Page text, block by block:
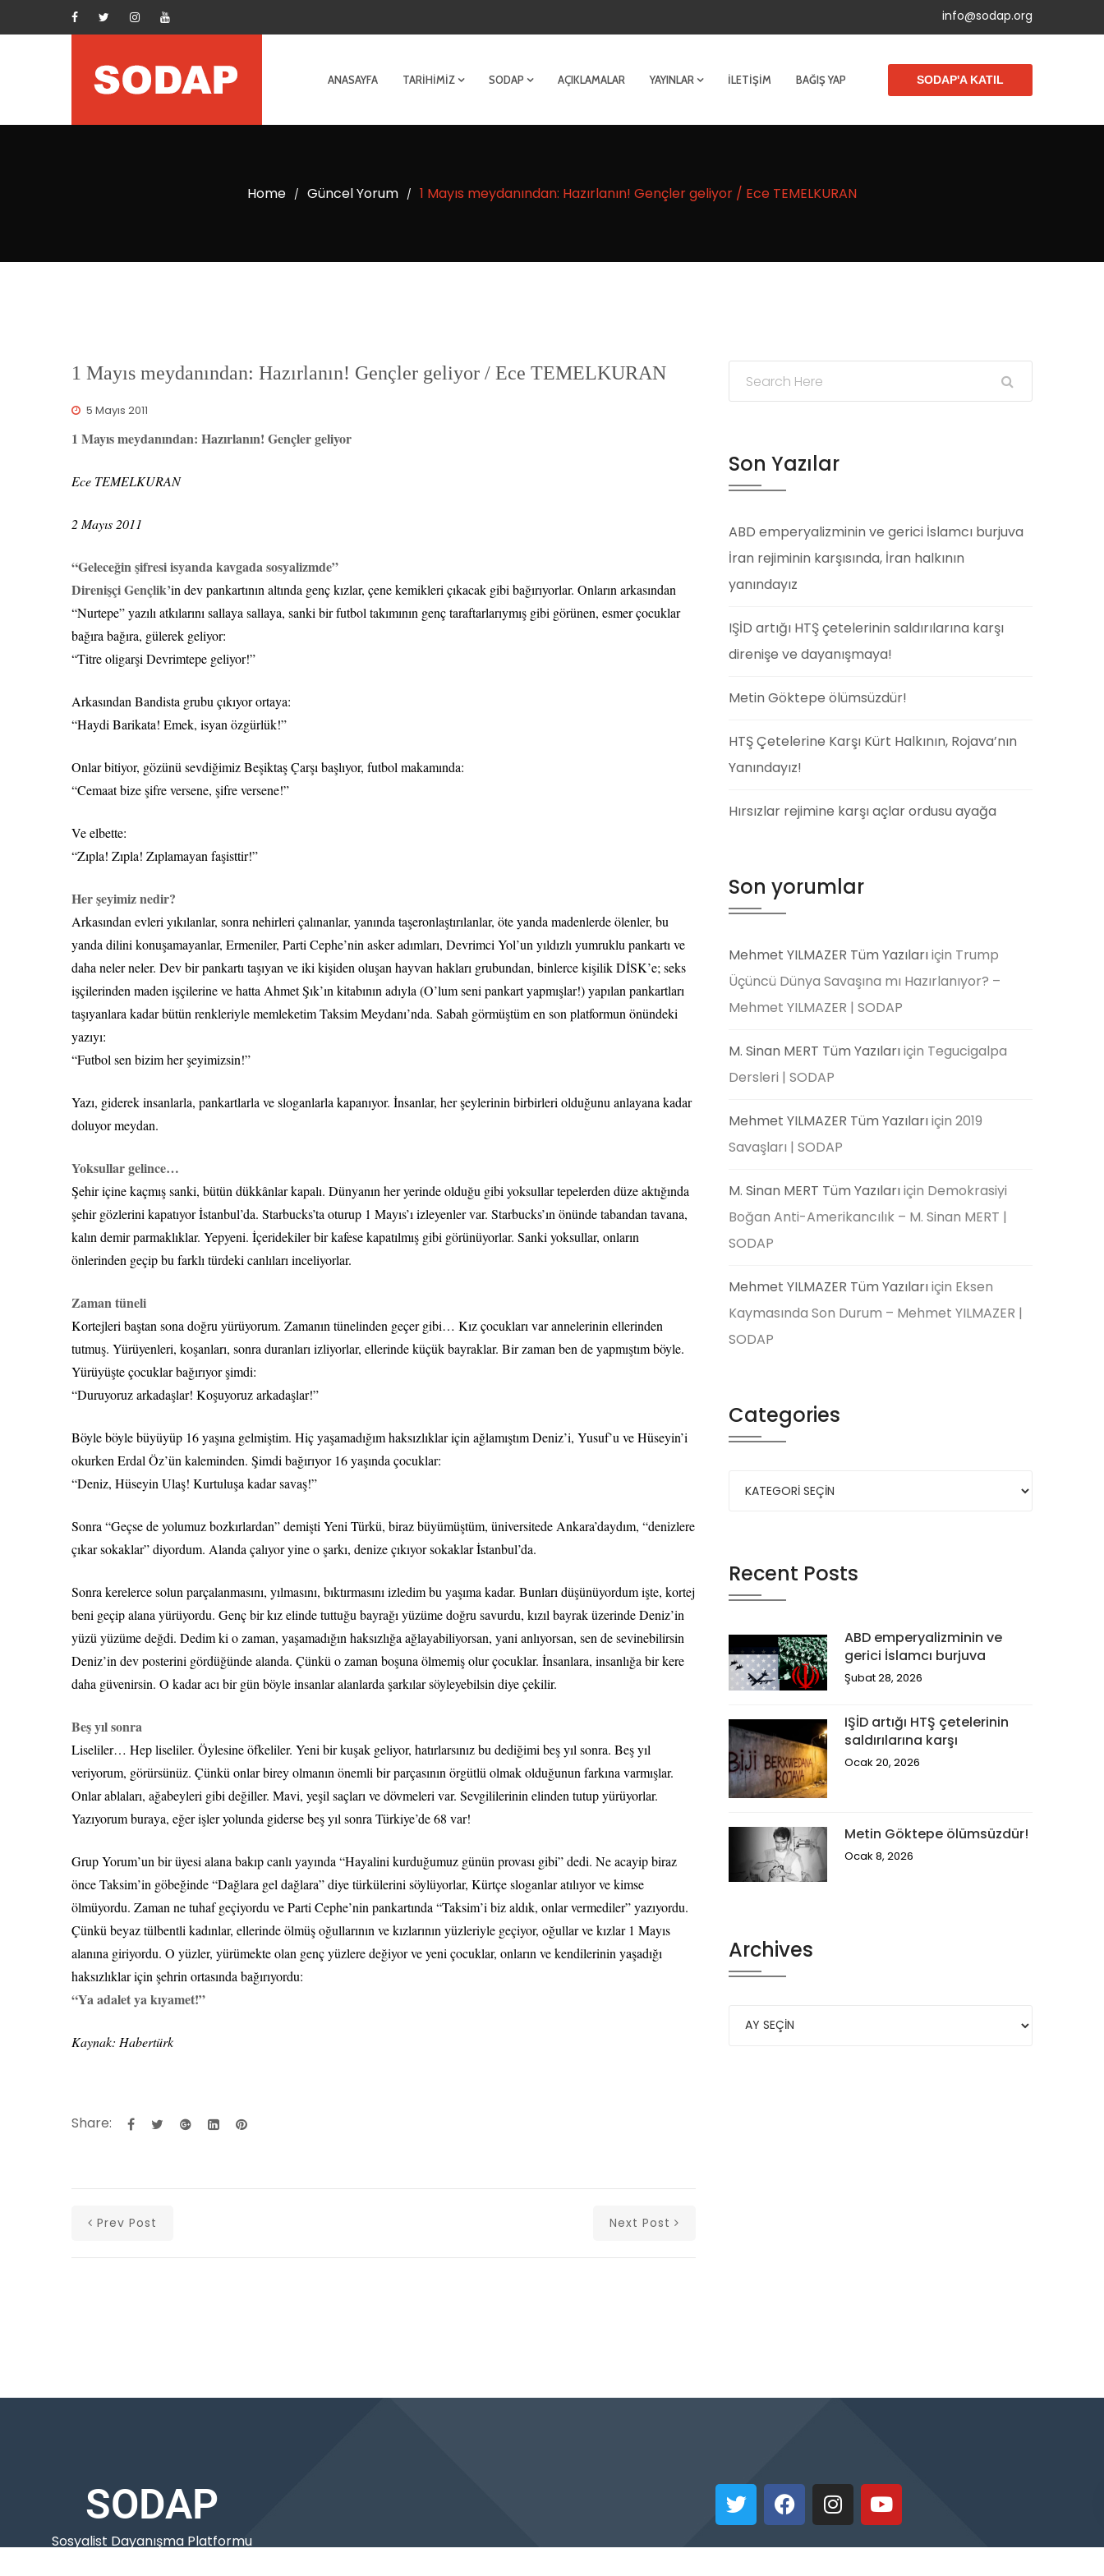
info@sodap.org
ANASAYFA TARIHIMIZ SODAP AÇIKLAMALAR YAYINLAR İLETIŞIM BAĞIŞ YAP SODAP'A KATIL
Home / Güncel Yorum / 1 Mayıs meydanından: Hazırlanın! Gençler geliyor / Ece TEMELKURAN
1 Mayıs meydanından: Hazırlanın! Gençler geliyor / Ece TEMELKURAN
5 Mayıs 2011
1 Mayıs meydanından: Hazırlanın! Gençler geliyor
Ece TEMELKURAN
2 Mayıs 2011
“Geleceğin şifresi isyanda kavgada sosyalizmde”
Direnişçi Gençlik’in dev pankartının altında genç kızlar, çene kemikleri çıkacak gibi bağırıyorlar. Onların arkasından
“Nurtepe” yazılı atkılarını sallaya sallaya, sanki bir futbol takımının genç taraftarlarıymış gibi görünen, esmer çocuklar
bağıra bağıra, gülerek geliyor:
“Titre oligarşi Devrimtepe geliyor!”
Arkasından Bandista grubu çıkıyor ortaya:
“Haydi Barikata! Emek, isyan özgürlük!”
Onlar bitiyor, gözünü sevdiğimiz Beşiktaş Çarşı başlıyor, futbol makamında:
“Cemaat bize şifre versene, şifre versene!”
Ve elbette:
“Zıpla! Zıpla! Zıplamayan faşisttir!”
Her şeyimiz nedir?
Arkasından evleri yıkılanlar, sonra nehirleri çalınanlar, yanında taşeronlaştırılanlar, öte yanda madenlerde ölenler, bu
yanda dilini konuşamayanlar, Ermeniler, Parti Cephe’nin asker adımları, Devrimci Yol’un yıldızlı yumruklu pankartı ve
daha neler neler. Dev bir pankartı taşıyan ve iki kişiden oluşan hayvan hakları grubundan, binlerce kişilik DİSK’e; seks
işçilerinden maden işçilerine ve hatta Ahmet Şık’ın kitabının adıyla (O’lum seni pankart yapmışlar!) yapılan pankartları
taşıyanlara kadar bütün renkleriyle memleketim Taksim Meydanı’nda. Sabah görmüştüm en son platformun önündeki
yazıyı:
“Futbol sen bizim her şeyimizsin!”
Yazı, giderek insanlarla, pankartlarla ve sloganlarla kapanıyor. İnsanlar, her şeylerinin birbirleri olduğunu anlayana kadar
doluyor meydan.
Yoksullar gelince…
Şehir içine kaçmış sanki, bütün dükkânlar kapalı. Dünyanın her yerinde olduğu gibi yoksullar tepelerden düze aktığında
şehir gözlerini kapatıyor İstanbul’da. Starbucks’ta oturup 1 Mayıs’ı izleyenler var. Starbucks’ın önünde tabandan tavana,
kalın demir parmaklıklar. Yepyeni. İçeridekiler bir kafese kapatılmış gibi görünüyorlar. Sanki yoksullar, onların
önlerinden geçip bu farklı türdeki canlıları inceliyorlar.
Zaman tüneli
Kortejleri baştan sona doğru yürüyorum. Zamanın tünelinden geçer gibi… Kız çocukları var annelerinin ellerinden
tutmuş. Yürüyenleri, koşanları, sonra duranları izliyorlar, ellerinde küçük bayraklar. Bir zaman ben de yapmıştım böyle.
Yürüyüşte çocuklar bağırıyor şimdi:
“Duruyoruz arkadaşlar! Koşuyoruz arkadaşlar!”
Böyle böyle büyüyüp 16 yaşına gelmiştim. Hiç yaşamadığım haksızlıklar için ağlamıştım Deniz’i, Yusuf’u ve Hüseyin’i
okurken Erdal Öz’ün kaleminden. Şimdi bağırıyor 16 yaşında çocuklar:
“Deniz, Hüseyin Ulaş! Kurtuluşa kadar savaş!”
Sonra “Geçse de yolumuz bozkırlardan” demişti Yeni Türkü, biraz büyümüştüm, üniversitede Ankara’daydım, “denizlere
çıkar sokaklar” diyordum. Alanda çalıyor yine o şarkı, denize çıkıyor sokaklar İstanbul’da.
Sonra kerelerce solun parçalanmasını, yılmasını, bıktırmasını izledim bu yaşıma kadar. Bunları düşünüyordum işte, kortej
beni geçip alana yürüyordu. Genç bir kız elinde tuttuğu bayrağı yüzüme doğru savurdu, kızıl bayrak üzerinde Deniz’in
yüzü yüzüme değdi. Dedim ki o zaman, yaşamadığın haksızlığa ağlayabiliyorsan, yani anlıyorsan, sen de sevinebilirsin
Deniz’in dev posterini gördüğünde alanda. Çünkü o zaman boşuna ölmemiş olur çocuklar. İnsanlara, insanlığa bir kere
daha güvenirsin. O kadar acı bir gün böyle insanlar alanlarda şarkılar söyleyebilsin diye çekilir.
Beş yıl sonra
Liseliler… Hep liseliler. Öylesine öfkeliler. Yeni bir kuşak geliyor, hatırlarsınız bu dediğimi beş yıl sonra. Beş yıl
veriyorum, görürsünüz. Çünkü onlar birey olmanın önemli bir parçasının örgütlü olmak olduğunun farkına varmışlar.
Onlar ablaları, ağabeyleri gibi değiller. Mavi, yeşil saçları ve dövmeleri var. Sevgililerinin elinden tutup yürüyorlar.
Yazıyorum buraya, eğer işler yolunda giderse beş yıl sonra Türkiye’de 68 var!
Grup Yorum’un bir üyesi alana bakıp canlı yayında “Hayalini kurduğumuz günün provası gibi” dedi. Ne acayip biraz
önce Taksim’in göbeğinde “Dağlara gel dağlara” diye türkülerini söylüyorlar, Kürtçe sloganlar atılıyor ve kimse
ölmüyordu. Zaman ne tuhaf geçiyordu ve Parti Cephe’nin pankartında “Taksim’i biz aldık, onlar vermediler” yazıyordu.
Çünkü beyaz tülbentli kadınlar, ellerinde ölmüş oğullarının ve kızlarının yüzleriyle geçiyor, oğullar ve kızlar 1 Mayıs
alanına giriyordu. O yüzler, yürümekte olan genç yüzlere değiyor ve yeni çocuklar, onların ve kendilerinin yaşadığı
haksızlıklar için şehrin ortasında bağırıyordu:
“Ya adalet ya kıyamet!”
Kaynak: Habertürk
Share:
Prev Post Next Post
Son Yazılar
ABD emperyalizminin ve gerici İslamcı burjuva
İran rejiminin karşısında, İran halkının
yanındayız
IŞİD artığı HTŞ çetelerinin saldırılarına karşı
direnişe ve dayanışmaya!
Metin Göktepe ölümsüzdür!
HTŞ Çetelerine Karşı Kürt Halkının, Rojava’nın
Yanındayız!
Hırsızlar rejimine karşı açlar ordusu ayağa
Son yorumlar
Mehmet YILMAZER Tüm Yazılarıiçin Trump
Üçüncü Dünya Savaşına mı Hazırlanıyor? –
Mehmet YILMAZER | SODAP
M. Sinan MERT Tüm Yazılarıiçin Tegucigalpa
Dersleri | SODAP
Mehmet YILMAZER Tüm Yazılarıiçin 2019
Savaşları | SODAP
M. Sinan MERT Tüm Yazılarıiçin Demokrasiyi
Boğan Anti-Amerikancılık – M. Sinan MERT |
SODAP
Mehmet YILMAZER Tüm Yazılarıiçin Eksen
Kaymasında Son Durum – Mehmet YILMAZER |
SODAP
Categories
Recent Posts
ABD emperyalizminin ve
gerici İslamcı burjuva
Şubat 28, 2026
IŞİD artığı HTŞ çetelerinin
saldırılarına karşı
Ocak 20, 2026
Metin Göktepe ölümsüzdür!
Ocak 8, 2026
Archives
SODAP
Sosyalist Dayanışma Platformu